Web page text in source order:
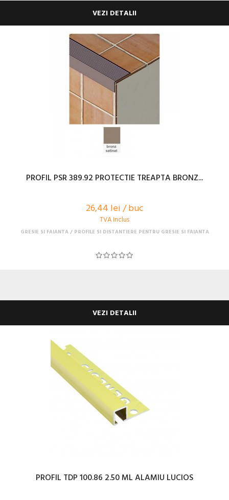
VEZI DETALII
PROFIL PSR 389.92 PROTECTIE TREAPTA BRONZ...
26,44 lei / buc
TVA Inclus
GRESIE SI FAIANTA PROFILE SI DISTANTIERE PENTRU GRESIE SI FAIANTA
VEZI DETALII
PROFIL TDP 100.86 2.50 ML ALAMIU LUCIOS